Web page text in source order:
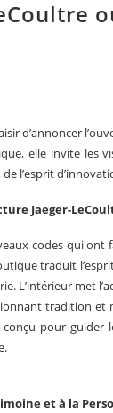
d’annoncer
elle invite les
de l’esprit
Jaeger-
codes qui
traduit
L’intérieur met
tradition et
conçu pour
et à la